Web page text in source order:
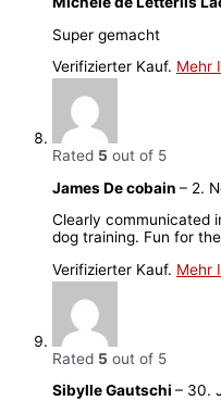
Super gemacht
Verifizierter Kauf. Mehr
Rated 5 out of 5
James De cobain – 2.
Clearly communicated
dog training. Fun for
Verifizierter Kauf. Mehr
Rated 5 out of 5
Sibylle Gautschi – 30.